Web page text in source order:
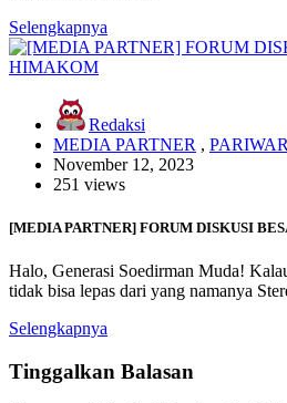
Selengkapnya
Redaksi
MEDIA PARTNER ,
November 12, 2023
251 views
[MEDIA PARTNER] FORUM DISKUSI
Halo, Generasi Soedirman Muda!
tidak bisa lepas dari yang namanya
Selengkapnya
Tinggalkan Balasan